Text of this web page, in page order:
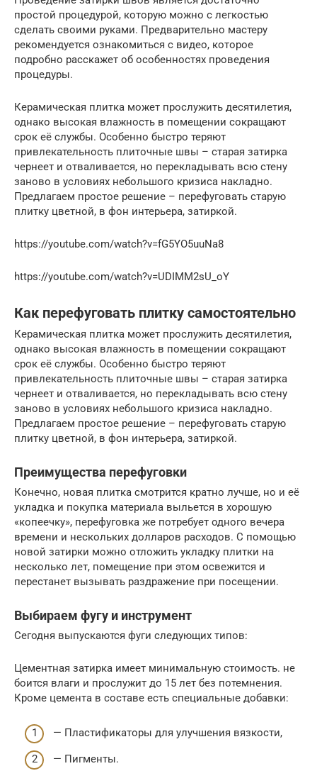
простой процедурой, которую можно с легкостью
сделать своими руками. Предварительно мастеру
рекомендуется ознакомиться с видео, которое
подробно расскажет об особенностях проведения
процедуры.
Керамическая плитка может прослужить десятилетия,
однако высокая влажность в помещении сокращают
срок её службы. Особенно быстро теряют
привлекательность плиточные швы – старая затирка
чернеет и отваливается, но перекладывать всю стену
заново в условиях небольшого кризиса накладно.
Предлагаем простое решение – перефуговать старую
плитку цветной, в фон интерьера, затиркой.
https://youtube.com/watch?v=fG5YO5uuNa8
https://youtube.com/watch?v=UDIMM2sU_oY
Как перефуговать плитку самостоятельно
Керамическая плитка может прослужить десятилетия,
однако высокая влажность в помещении сокращают
срок её службы. Особенно быстро теряют
привлекательность плиточные швы – старая затирка
чернеет и отваливается, но перекладывать всю стену
заново в условиях небольшого кризиса накладно.
Предлагаем простое решение – перефуговать старую
плитку цветной, в фон интерьера, затиркой.
Преимущества перефуговки
Конечно, новая плитка смотрится кратно лучше, но и её
укладка и покупка материала выльется в хорошую
«копеечку», перефуговка же потребует одного вечера
времени и нескольких долларов расходов. С помощью
новой затирки можно отложить укладку плитки на
несколько лет, помещение при этом освежится и
перестанет вызывать раздражение при посещении.
Выбираем фугу и инструмент
Сегодня выпускаются фуги следующих типов:
Цементная затирка имеет минимальную стоимость. не
боится влаги и прослужит до 15 лет без потемнения.
Кроме цемента в составе есть специальные добавки:
— Пластификаторы для улучшения вязкости,
— Пигменты.